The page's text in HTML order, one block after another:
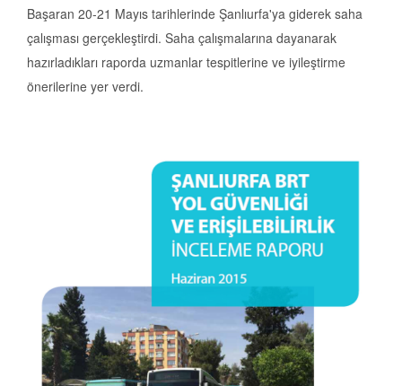
Başaran 20-21 Mayıs tarihlerinde Şanlıurfa'ya giderek saha
çalışması gerçekleştirdi. Saha çalışmalarına dayanarak
hazırladıkları raporda uzmanlar tespitlerine ve iyileştirme
önerilerine yer verdi.